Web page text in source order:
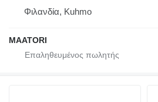
Φιλανδία, Kuhmo
MAATORI